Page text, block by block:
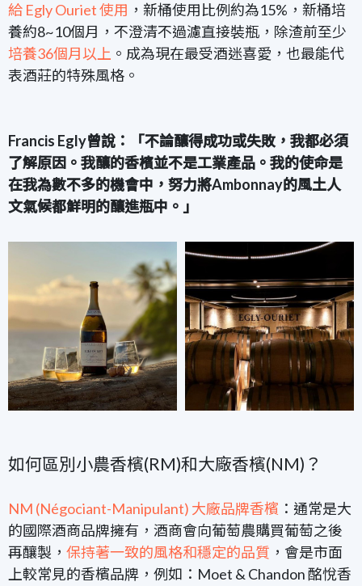
給 Egly Ouriet 使用 ，新桶使用比例約為15%，新桶培
養約8~10個月，不澄清不過濾直接裝瓶，除渣前至少
培養36個月以上 。成為現在最受酒迷喜愛，也最能代
表酒莊的特殊風格。
Francis Egly曾說：「不論釀得成功或失敗，我都必須
了解原因。我釀的香檳並不是工業產品。我的使命是
在我為數不多的機會中，努力將Ambonnay的風土人
文氣候都鮮明的釀進瓶中。」
如何區別小農香檳(RM)和大廠香檳(NM)？
NM (Négociant-Manipulant) 大廠品牌香檳 ：通常是大
的國際酒商品牌擁有，酒商會向葡萄農購買葡萄之後
再釀製， 保持著一致的風格和穩定的品質 ，會是市面
上較常見的香檳品牌，例如：Moet & Chandon 酩悅香